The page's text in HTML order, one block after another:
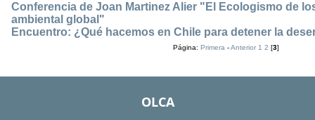
Conferencia de Joan Martinez Alier "El Ecologismo de
ambiental global"
Encuentro: ¿Qué hacemos en Chile para detener la
Página:Primera -Anterior 1 2 [3]
OLCA